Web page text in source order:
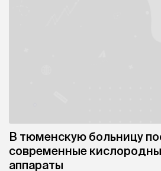
В тюменскую больницу
современные
аппараты